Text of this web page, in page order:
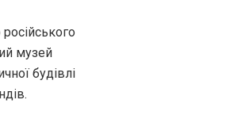
музей
будівлі